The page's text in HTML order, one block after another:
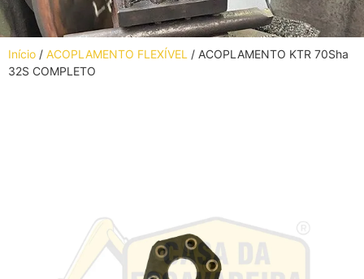
Início / ACOPLAMENTO FLEXÍVEL / ACOPLAMENTO KTR 70Sha
32S COMPLETO